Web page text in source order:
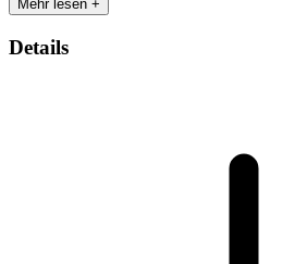
Mehr lesen +
Details